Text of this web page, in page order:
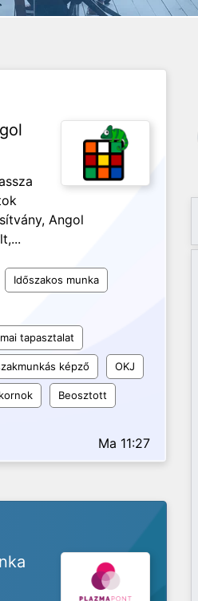
Angol
Időszakos munka
tapasztalat
képző OKJ
Beosztott
Ma 11:27